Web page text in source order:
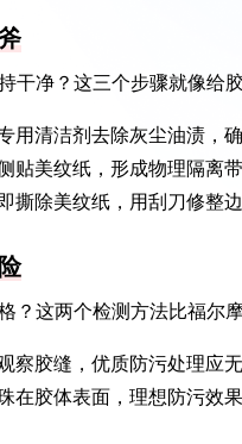
干净？这三个步骤就像给
用清洁剂去除灰尘油渍，
贴美纹纸，形成物理隔离
撕除美纹纸，用刮刀修整
？这两个检测方法比福尔
察胶缝，优质防污处理应
在胶体表面，理想防污效